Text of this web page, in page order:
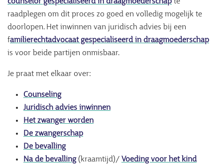
raadplegen om dit proces zo goed en volledig mogelijk te
doorlopen. Het inwinnen van juridisch advies bij een
familierechtadvocaat gespecialiseerd in draagmoederschap
is voor beide partijen onmisbaar.
Je praat met elkaar over:
Counseling
Juridisch advies inwinnen
Het zwanger worden
De zwangerschap
De bevalling
Na de bevalling(kraamtijd)/ Voeding voor het kind